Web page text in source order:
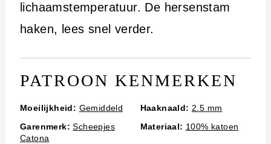
lichaamstemperatuur. De hersenstam
haken, lees snel verder.
PATROON KENMERKEN
Moeilijkheid: Gemiddeld Haaknaald: 2.5 mm
Garenmerk: Scheepjes
Catona
Materiaal: 100% katoen